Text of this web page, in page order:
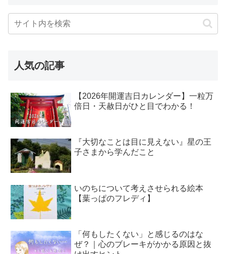
人気の記事
【2026年開運吉日カレンダー】一粒万
倍日・天赦日がひと目でわかる！
『大切なことは目に見えない』星の王
子さまから学んだこと
いのちについて考えさせられる絵本
【葉っぱのフレディ】
「何もしたくない」と感じるのはな
ぜ？｜心のブレーキがかかる原因と抜